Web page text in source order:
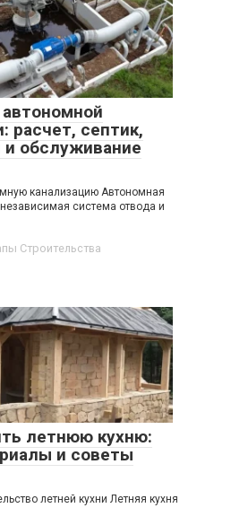
расчет, септик,
обслуживание
канализацию Автономная
система отводa и
Строительства
летнюю кухню:
и советы
летней кухни Летняя кухня